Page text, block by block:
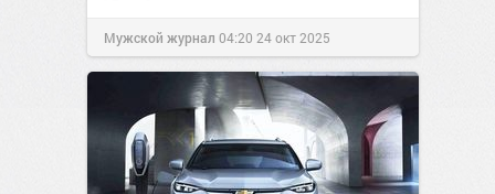
Мужской журнал 04:20 24 окт 2025